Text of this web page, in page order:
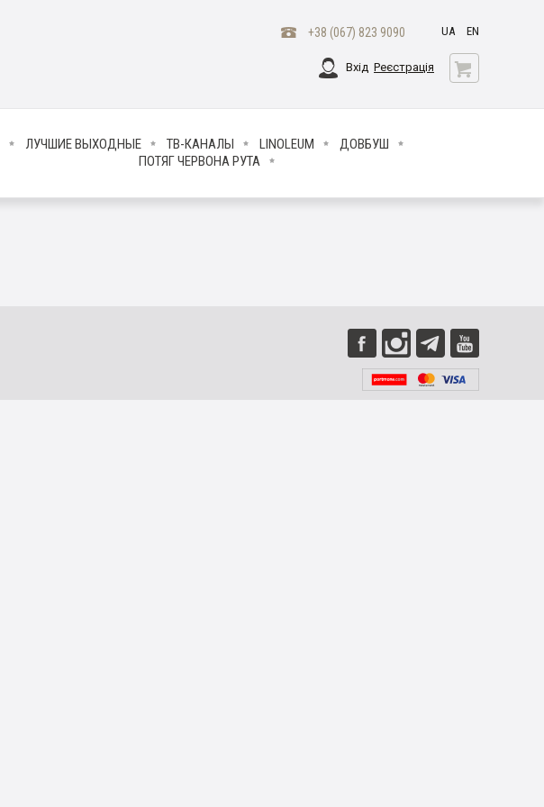
+38 (067) 823 9090 UA EN
Вхід Реєстрація
ЛУЧШИЕ ВЫХОДНЫЕ ТВ-КАНАЛЫ LINOLEUM
ДОВБУШ
ПОТЯГ ЧЕРВОНА РУТА